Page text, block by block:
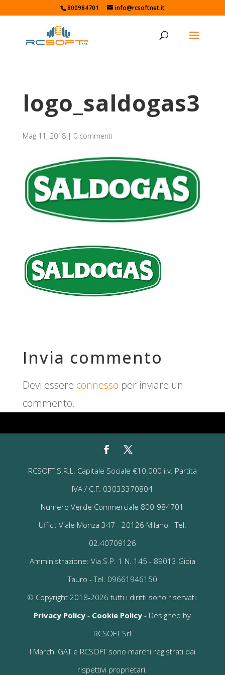
800984701 info@rcsoftnet.it
logo_saldogas3
Mag 11, 2018| 0 commenti
Invia commento
Devi essere connesso per inviare un
commento.
RCSOFT S.R.L. Capitale Sociale €10.000 i.v. Partita
IVA / C.F. 03033370804
Numero Verde Commerciale 800-984701
Uffici: Viale Monza 347 - 20126 Milano - Tel.
02.40709126
Amministrazione: Via S.P. 1 N. 145 - 89013 Gioia
Tauro - Tel. 09661946150
© Copyright 2018-2026 tutti i diritti sono riservati.
Privacy Policy - Cookie Policy - Designed by
RCSOFT Srl
I Marchi GAT e RCSOFT sono marchi registrati dai
rispettivi proprietari.